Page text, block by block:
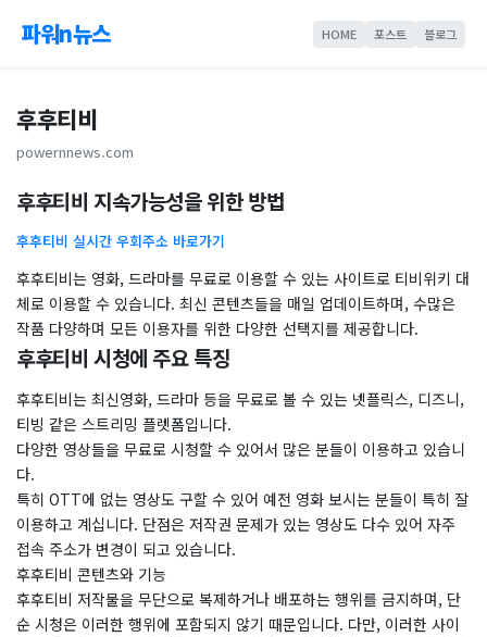
파워n뉴스 HOME 포스트 블로그
후후티비
powernnews.com
후후티비 지속가능성을 위한 방법
후후티비 실시간 우회주소 바로가기
후후티비는 영화, 드라마를 무료로 이용할 수 있는 사이트로 티비위키 대
체로 이용할 수 있습니다. 최신 콘텐츠들을 매일 업데이트하며, 수많은
작품 다양하며 모든 이용자를 위한 다양한 선택지를 제공합니다.
후후티비 시청에 주요 특징
후후티비는 최신영화, 드라마 등을 무료로 볼 수 있는 넷플릭스, 디즈니,
티빙 같은 스트리밍 플렛폼입니다.
다양한 영상들을 무료로 시청할 수 있어서 많은 분들이 이용하고 있습니
다.
특히 OTT에 없는 영상도 구할 수 있어 예전 영화 보시는 분들이 특히 잘
이용하고 계십니다. 단점은 저작권 문제가 있는 영상도 다수 있어 자주
접속 주소가 변경이 되고 있습니다.
후후티비 콘텐츠와 기능
후후티비 저작물을 무단으로 복제하거나 배포하는 행위를 금지하며, 단
순 시청은 이러한 행위에 포함되지 않기 때문입니다. 다만, 이러한 사이